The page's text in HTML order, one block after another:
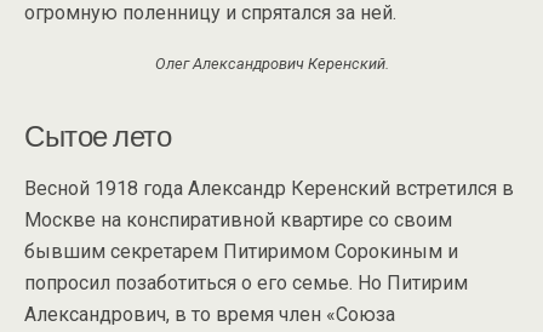
огромную поленницу и спрятался за ней.
Олег Александрович Керенский.
Сытое лето
Весной 1918 года Александр Керенский встретился в
Москве на конспиративной квартире со своим
бывшим секретарем Питиримом Сорокиным и
попросил позаботиться о его семье. Но Питирим
Александрович, в то время член «Союза